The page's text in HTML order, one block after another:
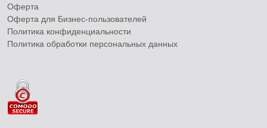
Оферта
Оферта для Бизнес-пользователей
Политика конфиденциальности
Политика обработки персональных данных